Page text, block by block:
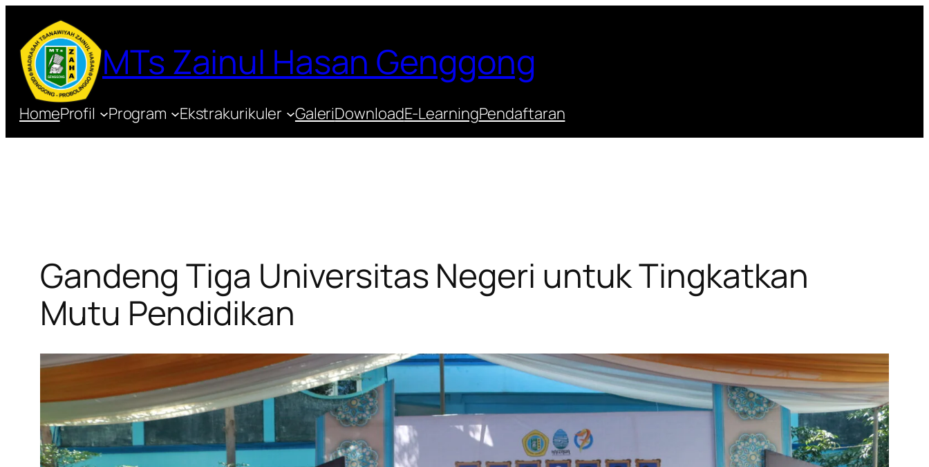
konten
MTs Zainul Hasan Genggong
HomeProfil Program Ekstrakurikuler GaleriDownloadE-LearningPendaftaran
Gandeng Tiga Universitas Negeri untuk Tingkatkan
Mutu Pendidikan